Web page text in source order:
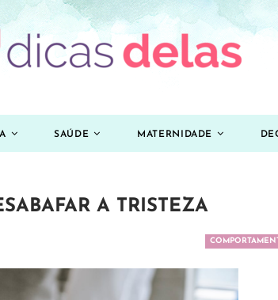
SAÚDE MATERNIDADE
A TRISTEZA